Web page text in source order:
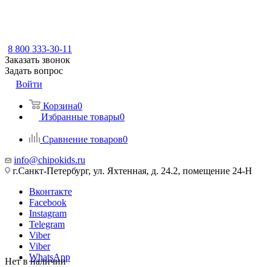
8 800 333-30-11
Заказать звонок
Задать вопрос
Войти
Корзина0
Избранные товары0
Сравнение товаров0
info@chipokids.ru
г.Санкт-Петербург, ул. Яхтенная, д. 24.2, помещение 24-Н
Вконтакте
Facebook
Instagram
Telegram
Viber
Viber
WhatsApp
Нет в наличии